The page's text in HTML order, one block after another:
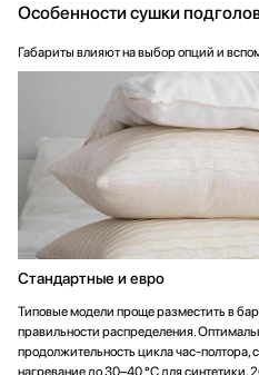
Особенности сушки
Габариты влияют на выбор опций и
Стандартные и евро
Типовые модели проще разместить в
правильности распределения.
продолжительность цикла час-полтора,
нагревание до 30–40 °C для синтетики,